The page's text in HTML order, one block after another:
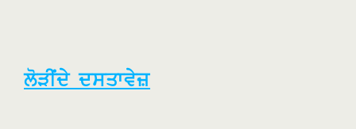
ਲੋੜੀਂਦੇ ਦਸਤਾਵੇਜ਼